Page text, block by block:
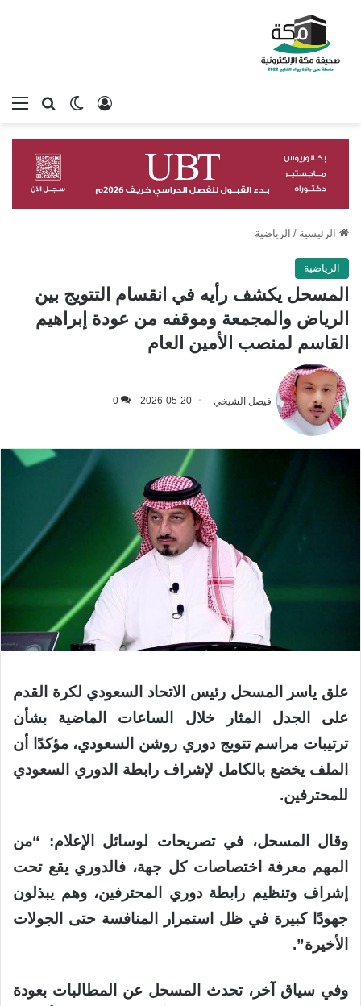
بحثالوضع
تسجيل الدخول
الرئيسية / الرياضية
الرياضية
المسحل يكشف رأيه في انقسام التتويج بين
الرياض والمجمعة وموقفه من عودة إبراهيم
القاسم لمنصب الأمين العام
فيصل الشيخي 2026-05-20
0
علق ياسر المسحل رئيس الاتحاد السعودي لكرة القدم
على الجدل المثار خلال الساعات الماضية بشأن
ترتيبات مراسم تتويج دوري روشن السعودي، مؤكدًا أن
الملف يخضع بالكامل لإشراف رابطة الدوري السعودي
للمحترفين.
وقال المسحل، في تصريحات لوسائل الإعلام: “من
المهم معرفة اختصاصات كل جهة، فالدوري يقع تحت
إشراف وتنظيم رابطة دوري المحترفين، وهم يبذلون
جهودًا كبيرة في ظل استمرار المنافسة حتى الجولات
الأخيرة”.
وفي سياق آخر، تحدث المسحل عن المطالبات بعودة